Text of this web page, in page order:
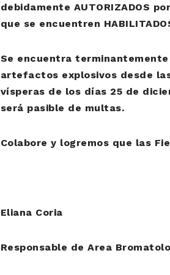
debidamente AUTORIZADOS
que se encuentren
Se encuentra
artefactos explosivos desde
vísperas de los días 25 de
será pasible de multas.
Colabore y logremos que las
Eliana Coria
Responsable de Area